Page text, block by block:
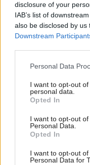
disclosure of your
IAB’s list of
also be disclosed by
Downstream
Please note that this
not limited to your visit
grant or deny consent
use your data for
consent section.
Personal Data
I want to opt-out
personal data.
Opted In
I want to opt-out
Personal Data.
Opted In
I want to opt-out
Personal Data for
Šíri sa z
Tieto kroky